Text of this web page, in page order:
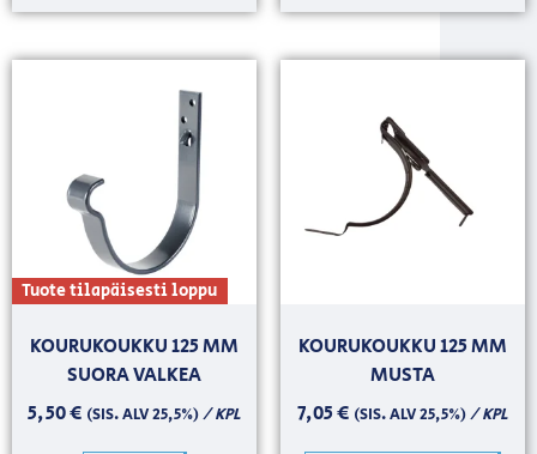
Tuote tilapäisesti loppu
KOURUKOUKKU 125 MM
SUORA VALKEA
5,50€ (SIS. ALV 25,5%)/ KPL
KOURUKOUKKU 125 MM
MUSTA
7,05€ (SIS. ALV 25,5%)/ KPL